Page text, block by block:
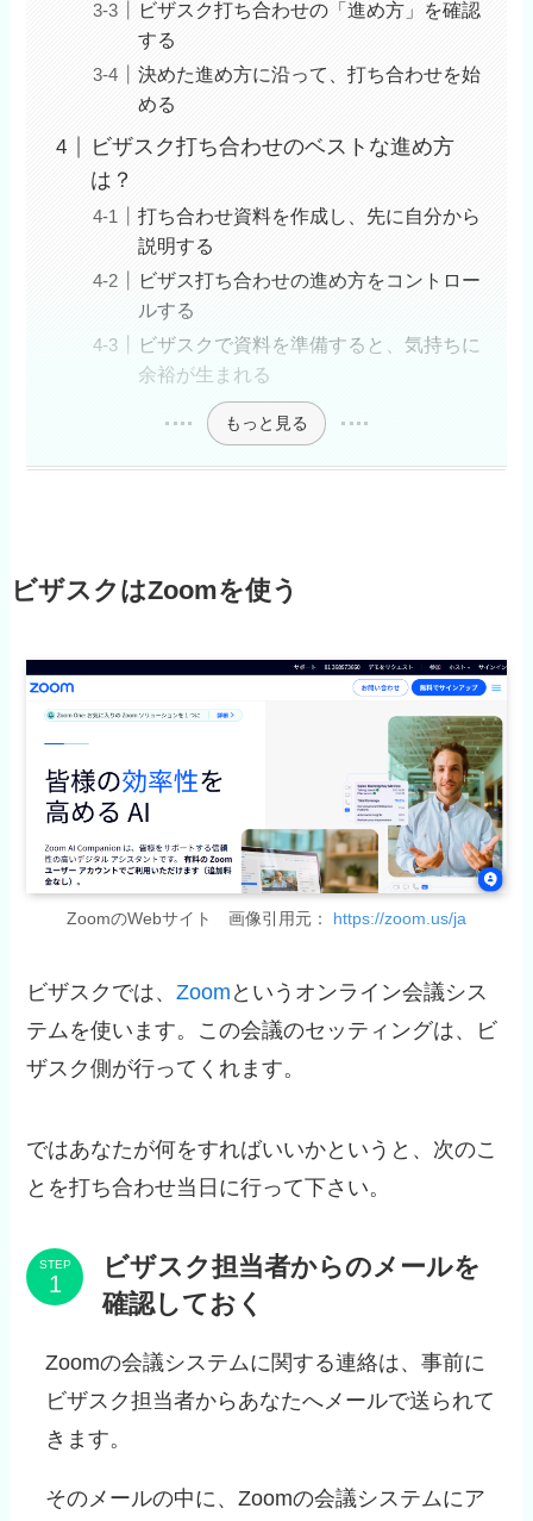
ビザスク打ち合わせの「進め方」を確認
する
決めた進め方に沿って、打ち合わせを始
める
ビザスク打ち合わせのベストな進め方
は？
打ち合わせ資料を作成し、先に自分から
説明する
ビザス打ち合わせの進め方をコントロー
ルする
ビザスクで資料を準備すると、気持ちに
余裕が生まれる
もっと見る
ビザスクはZoomを使う
ZoomのWebサイト 画像引用元： https://zoom.us/ja
ビザスクでは、Zoom というオンライン会議シス
テムを使います。この会議のセッティングは、ビ
ザスク側が行ってくれます。
ではあなたが何をすればいいかというと、次のこ
とを打ち合わせ当日に行って下さい。
STEP
ビザスク担当者からのメールを
確認しておく
Zoomの会議システムに関する連絡は、事前に
ビザスク担当者からあなたへメールで送られて
きます。
そのメールの中に、Zoomの会議システムにア